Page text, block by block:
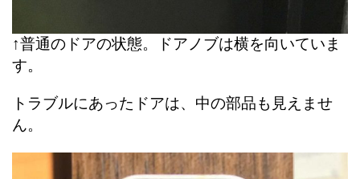
↑普通のドアの状態。ドアノブは横を向いていま
す。
トラブルにあったドアは、中の部品も見えませ
ん。